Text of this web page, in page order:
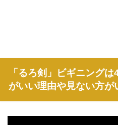
「るろ剣」ビギニング
がいい理由や見ない方が